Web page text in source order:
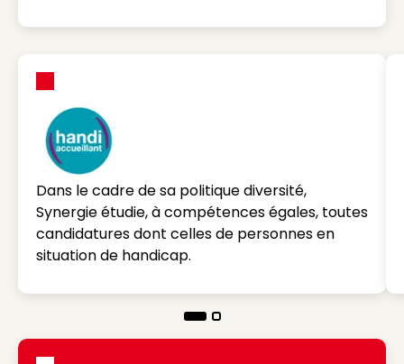
Dans le cadre de sa politique diversité,
Synergie étudie, à compétences égales, toutes
candidatures dont celles de personnes en
situation de handicap.